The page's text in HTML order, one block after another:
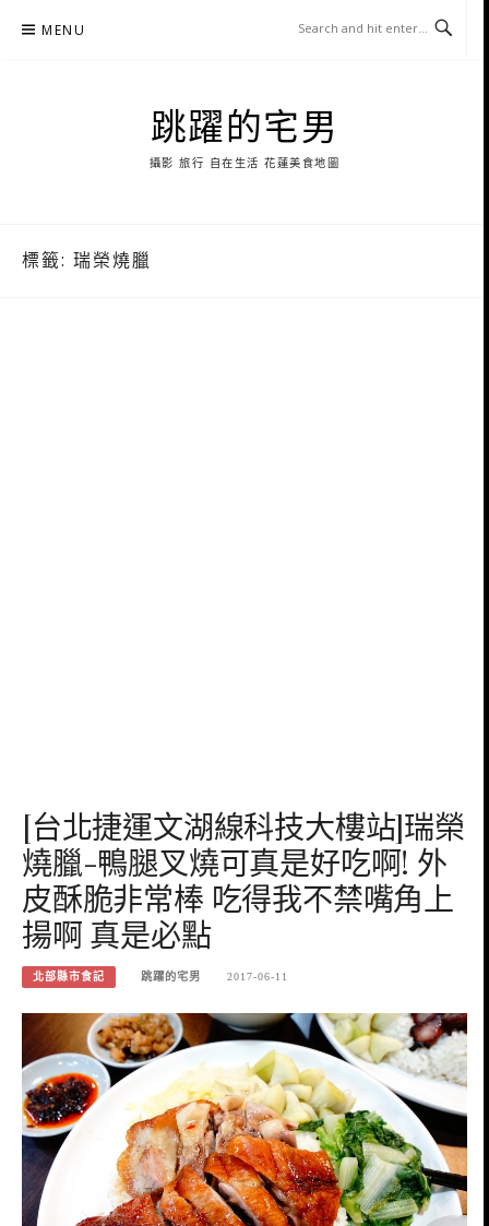
MENU
跳躍的宅男
攝影 旅行 自在生活 花蓮美食地圖
標籤: 瑞榮燒臘
[台北捷運文湖線科技大樓站]瑞榮
燒臘-鴨腿叉燒可真是好吃啊! 外
皮酥脆非常棒 吃得我不禁嘴角上
揚啊 真是必點
北部縣市食記 跳躍的宅男 2017-06-11